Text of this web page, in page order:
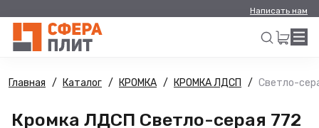
Написать нам
Искать
Главная Каталог КРОМКА КРОМКА ЛДСП Светло-
Кромка ЛДСП Светло-серая 772